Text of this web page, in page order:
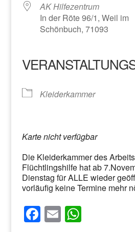
AK Hilfezentrum
In der Röte 96/1, Weil im
Schönbuch, 71093
Kleiderkammer
Karte nicht verfügbar
Die Kleiderkammer des
Flüchtlingshilfe hat ab
Dienstag für ALLE wieder
vorläufig keine Termine mehr
F E W